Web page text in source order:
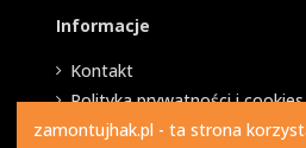
Informacje
Kontakt
Polityka prywatności i cookies
zamontujhak.pl - ta strona